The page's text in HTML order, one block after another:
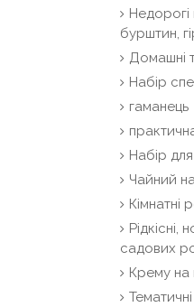
бурштин,
Домашні
Набір
гаманець
Набір
Чайний
Кімнатні
Рідкісні,
садових
Крему на